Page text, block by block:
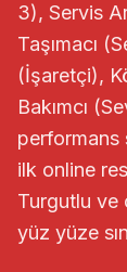
3), Servis
Taşımacı
(İşaretçi),
Bakımcı
performans
ilk online
Turgutlu ve
yüz yüze